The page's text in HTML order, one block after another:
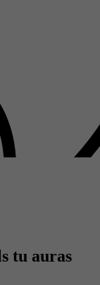
tu auras